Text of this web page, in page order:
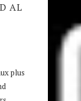
AL
plus